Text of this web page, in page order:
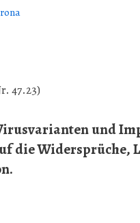
47.23)
und
die Widersprüche,